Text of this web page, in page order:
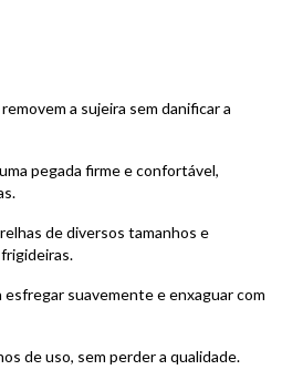
a sujeira sem danificar a
pegada firme e confortável,
de diversos tamanhos e
esfregar suavemente e enxaguar com
de uso, sem perder a qualidade.